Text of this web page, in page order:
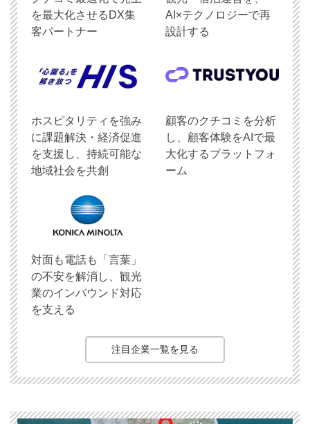
を最大化させるDX集
客パートナー
AI×テクノロジーで再
設計する
ホスピタリティを強み
に課題解決・経済促進
を支援し、持続可能な
地域社会を共創
顧客のクチコミを分析
し、顧客体験をAIで最
大化するプラットフォ
ーム
対面も電話も「言葉」
の不安を解消し、観光
業のインバウンド対応
を支える
注目企業一覧を見る